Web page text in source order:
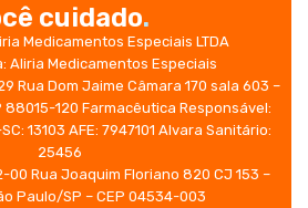
cuidado.
Medicamentos Especiais LTDA
Aliria Medicamentos Especiais
Rua Dom Jaime Câmara 170 sala 603 –
88015-120 Farmacêutica Responsável:
13103 AFE: 7947101 Alvara Sanitário:
25456
00 Rua Joaquim Floriano 820 CJ 153 –
Paulo/SP – CEP 04534-003